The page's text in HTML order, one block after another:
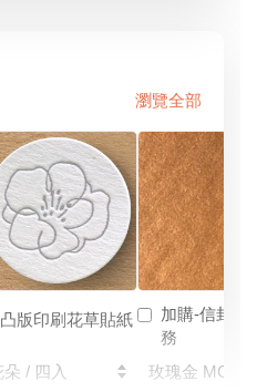
瀏覽全部
凸版印刷花草貼紙
加購-信封燙
務